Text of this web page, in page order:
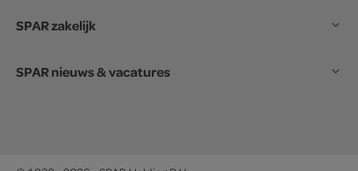
SPAR zakelijk
SPAR nieuws & vacatures